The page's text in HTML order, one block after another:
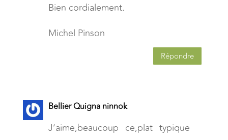
Bien cordialement.
Michel Pinson
Répondre
Bellier Quigna ninnok
J’aime,beaucoup ce,plat typique